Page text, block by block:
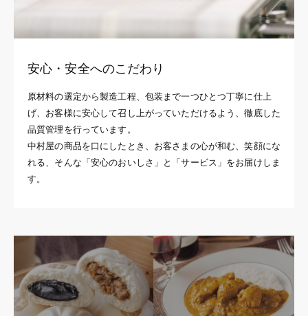
安心・安全へのこだわり
原材料の選定から製造工程、包装まで一つひとつ丁寧に仕上
げ、お客様に安心して召し上がっていただけるよう、徹底した
品質管理を行っています。
中村屋の商品を口にしたとき、お客さまの心が和む、笑顔にな
れる、そんな「安心のおいしさ」と「サービス」をお届けしま
す。